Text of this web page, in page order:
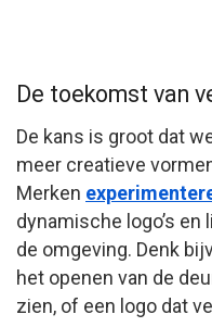
De toekomst van
De kans is groot dat
meer creatieve
Merken
dynamische logo’s
de omgeving. Denk
het openen van de
zien, of een logo dat